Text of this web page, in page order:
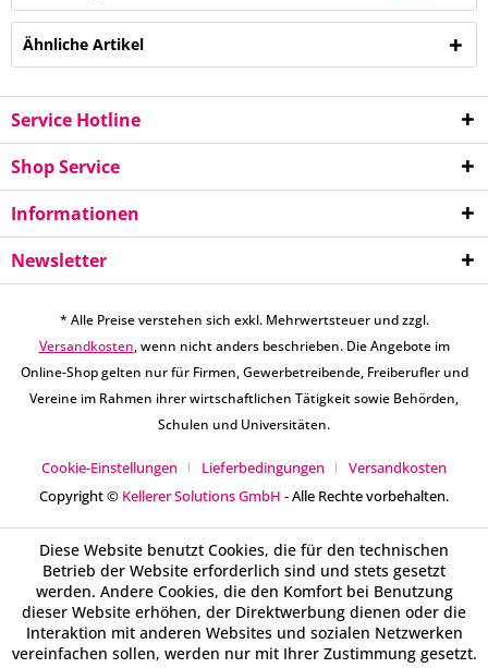
Ähnliche Artikel
Service Hotline
Shop Service
Informationen
Newsletter
* Alle Preise verstehen sich exkl. Mehrwertsteuer und zzgl.
Versandkosten, wenn nicht anders beschrieben. Die Angebote im
Online-Shop gelten nur für Firmen, Gewerbetreibende, Freiberufler und
Vereine im Rahmen ihrer wirtschaftlichen Tätigkeit sowie Behörden,
Schulen und Universitäten.
Cookie-Einstellungen Lieferbedingungen
Versandkosten
Copyright © Kellerer Solutions GmbH - Alle Rechte vorbehalten.
Diese Website benutzt Cookies, die für den technischen
Betrieb der Website erforderlich sind und stets gesetzt
werden. Andere Cookies, die den Komfort bei Benutzung
dieser Website erhöhen, der Direktwerbung dienen oder die
Interaktion mit anderen Websites und sozialen Netzwerken
vereinfachen sollen, werden nur mit Ihrer Zustimmung gesetzt.